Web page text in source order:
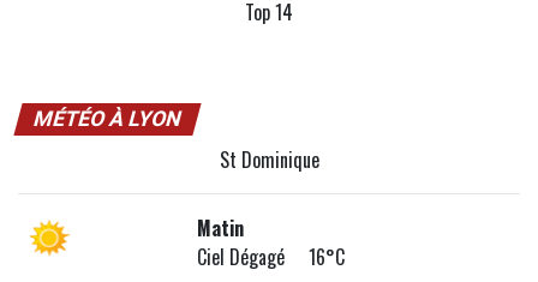
Top 14
MÉTÉO À LYON
St Dominique
Matin
Ciel Dégagé 16°C